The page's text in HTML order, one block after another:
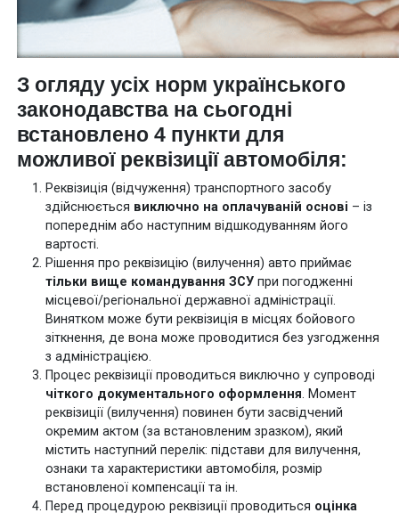
З огляду усіх норм українського
законодавства на сьогодні
встановлено 4 пункти для
можливої реквізиції автомобіля:
Реквізиція (відчуження) транспортного засобу
здійснюється виключно на оплачуваній основі – із
попереднім або наступним відшкодуванням його
вартості.
Рішення про реквізицію (вилучення) авто приймає
тільки вище командування ЗСУ при погодженні
місцевої/регіональної державної адміністрації.
Винятком може бути реквізиція в місцях бойового
зіткнення, де вона може проводитися без узгодження
з адміністрацією.
Процес реквізиції проводиться виключно у супроводі
чіткого документального оформлення. Момент
реквізиції (вилучення) повинен бути засвідчений
окремим актом (за встановленим зразком), який
містить наступний перелік: підстави для вилучення,
ознаки та характеристики автомобіля, розмір
встановленої компенсації та ін.
Перед процедурою реквізиції проводиться оцінка